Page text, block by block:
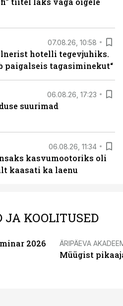
07.08.26, 10:58
hotelli tegevjuhiks.
paigalseis tagasiminekut“
06.08.26, 17:23
suurimad
06.08.26, 11:34
kasvumootoriks oli
kaasati ka laenu
JA KOOLITUSED
2026 ÄRIPÄEVA
Müügist